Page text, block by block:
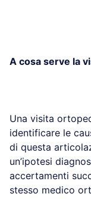
A cosa serve la
Una visita
identificare le
di questa
un’ipotesi
accertamenti
stesso medico